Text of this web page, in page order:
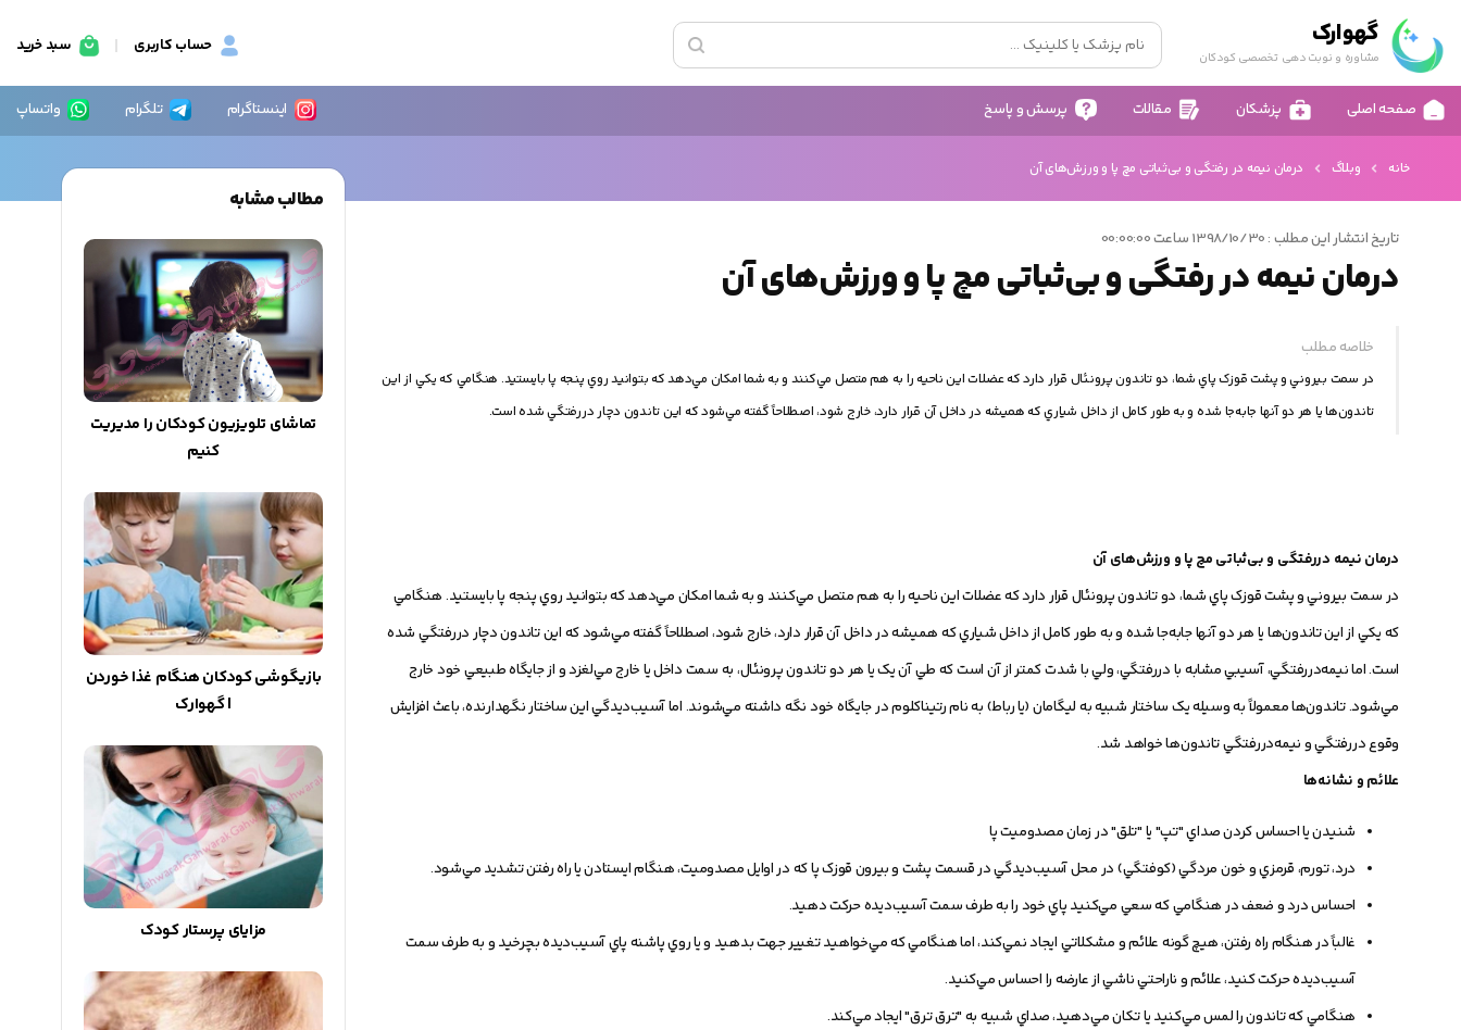
گهوارک
مشاوره و نوبت دهی تخصصی کودکان
حساب کاربری سبد خرید
صفحه اصلی پزشکان مقالات پرسش و پاسخ اینستاگرام تلگرام واتساپ
خانه وبلاگ درمان نیمه در رفتگی و بی‌ثباتی مچ پا و ورزش‌های آن
تاریخ انتشار این مطلب : 1398/10/30 ساعت 00:00:00
درمان نیمه در رفتگی و بی‌ثباتی مچ پا و ورزش‌های آن
خلاصه مطلب
در سمت بيروني و پشت قوزک پاي شما، دو تاندون پرونئال قرار دارد که عضلات اين ناحيه را به هم متصل مي‌کنند و به شما امکان مي‌دهد که بتوانيد روي پنجه پا بايستيد. هنگامي که يکي از اين
تاندون‌ها يا هر دو آنها جابه‌جا شده و به طور کامل از داخل شياري که هميشه در داخل آن قرار دارد، خارج شود، اصطلاحاً گفته مي‌شود که اين تاندون دچار دررفتگي شده است.
درمان نیمه دررفتگی و بی‌ثباتی مچ پا و ورزش‌های آن
در سمت بيروني و پشت قوزک پاي شما، دو تاندون پرونئال قرار دارد که عضلات اين ناحيه را به هم متصل مي‌کنند و به شما امکان مي‌دهد که بتوانيد روي پنجه پا بايستيد. هنگامي
که يکي از اين تاندون‌ها يا هر دو آنها جابه‌جا شده و به طور کامل از داخل شياري که هميشه در داخل آن قرار دارد، خارج شود، اصطلاحاً گفته مي‌شود که اين تاندون دچار دررفتگي شده
است. اما نيمه‌دررفتگي، آسيبي مشابه با دررفتگي، ولي با شدت کمتر از آن است که طي آن يک يا هر دو تاندون پرونئال، به سمت داخل يا خارج مي‌لغزد و از جايگاه طبيعي خود خارج
مي‌شود. تاندون‌ها معمولاً به وسيله يک ساختار شبيه به ليگامان (يا رباط) به نام رتيناکلوم در جايگاه خود نگه داشته مي‌شوند. اما آسيب‌ديدگي اين ساختار نگهدارنده، باعث افزايش
وقوع دررفتگي و نيمه‌دررفتگي تاندون‌ها خواهد شد.
علائم و نشانه‌ها
شنيدن يا احساس کردن صداي "تپ" يا "تلق" در زمان مصدوميت پا
درد، تورم، قرمزي و خون مردگي (کوفتگي) در محل آسيب‌ديدگي در قسمت پشت و بيرون قوزک پا که در اوايل مصدوميت، هنگام ايستادن يا راه رفتن تشديد مي‌شود.
احساس درد و ضعف در هنگامي که سعي مي‌کنيد پاي خود را به طرف سمت آسيب‌ديده حرکت دهيد.
غالباً در هنگام راه رفتن، هيچ گونه علائم و مشکلاتي ايجاد نمي‌کند، اما هنگامي که مي‌خواهيد تغيير جهت بدهيد و يا روي پاشنه پاي آسيب‌ديده بچرخيد و به طرف سمت
آسيب‌ديده حرکت کنيد، علائم و ناراحتي ناشي از عارضه را احساس مي‌کنيد.
هنگامي که تاندون را لمس مي‌کنيد يا تکان مي‌دهيد، صداي شبيه به "ترق ترق" ايجاد مي‌کند.
مطالب مشابه
تماشای تلویزیون کودکان را مدیریت
کنیم
بازیگوشی کودکان هنگام غذا خوردن
| گهوارک
مزایای پرستار کودک